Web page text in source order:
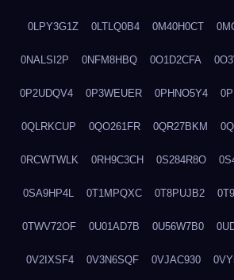
0LPY3G1Z 0LTLQ0B4 0M40H0CT
0NALSI2P 0NFM8HBQ 0O1D2CFA
0P2UDQV4 0P3WEUER 0PHNO5Y4
0QLRKCUP 0QO261FR 0QR27BKM
0RCWTWLK 0RH9C3CH 0S284R8O
0SA9HP4L 0T1MPQXC 0T8PUJB2
0TWV72OF 0U01AD7B 0U56W7B0
0V2IXSF4 0V3N6SQF 0VJAC930